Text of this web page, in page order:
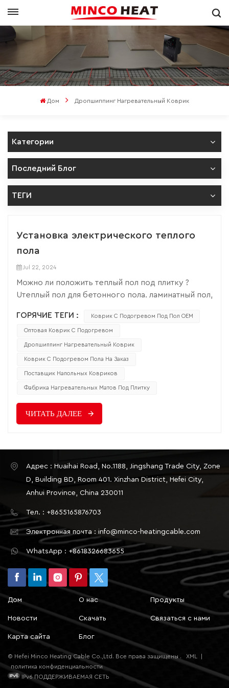
Дом Дропшиппинг Нагревательный Коврик
Категории
Последний Блог
ТЕГИ
Установка электрического теплого
пола
Jul 22, 2024
Можно ли положить теплый пол под плитку ?
Uтеплый пол для бетонного пола. ламинатный пол,
положить электрический пол с подогревом под
виниловый защелкивающийся пол?? Благодаря
отзывам клиентов выяснилось, что среди людей
возникает дилемма при использовании полов с
электрического теплого пола под бетонным
полом, деревянным полом, керамической
плиткой, виниловым полом (пол из ПВХ) и
бетонный пол, деревянный пол, керамическую
плитку, виниловый пол (пол ПВХ) и каменно-
пластиковый пол (пол SPC) в основном
установке и применимости. В частности,
следующим образом: 1. Электрический теплый
пол под бетонный пол. Теплопроводность: Бетон
обладает хорошей теплоаккумулирующей
способностью, но его теплопроводность
относительно низкая, поэтому для передачи
тепла к поверхности требуется много
времени. Требования к установке: Процесс
установки относительно сложен и требует
предварительной установки системы подогрева
пола перед заливкой бетона. После завершения
заливки последующие модификации будут
затруднены. Применимые сценарии: Подходит
для жилых, коммерческих зданий и
ГОРЯЧИЕ ТЕГИ : Коврик С Подогревом Под Пол OEM
Оптовая Коврик С Подогревом
Дропшиппинг Нагревательный Коврик
Коврик С Подогревом Пола На Заказ
Поставщик Напольных Ковриков
Фабрика Нагревательных Матов Под Плитку
ЧИТАТЬ ДАЛЕЕ
Адрес : Huaihai Road, No.1188, Jingshang Trade City, Zone
D, Building BD, Room 401. Xinzhan District, Hefei City,
Anhui Province, China 230011
Тел. : +8655165876703
Электронная почта : info@minco-heatingcable.com
WhatsApp : +8618326683655
Дом О нас Продукты
Новости Скачать Связаться с нами
Карта сайта Блог
© Hefei Minco Heating Cable Co.,Ltd. Все права защищены . XML
политика конфиденциальности
IPv6 ПОДДЕРЖИВАЕМАЯ СЕТЬ